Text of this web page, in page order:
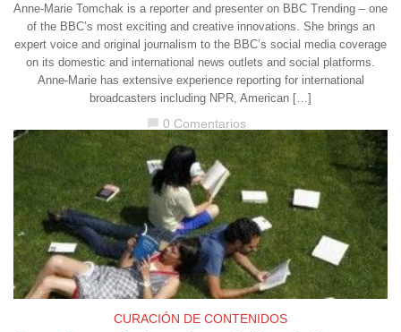
Anne-Marie Tomchak is a reporter and presenter on BBC Trending – one
of the BBC’s most exciting and creative innovations. She brings an
expert voice and original journalism to the BBC’s social media coverage
on its domestic and international news outlets and social platforms.
Anne-Marie has extensive experience reporting for international
broadcasters including NPR, American […]
chat_bubble 0 Comentarios
CURACIÓN DE CONTENIDOS